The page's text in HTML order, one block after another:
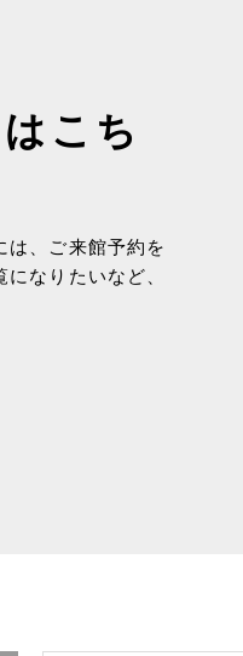
こち
は、ご来館予約を
なりたいなど、